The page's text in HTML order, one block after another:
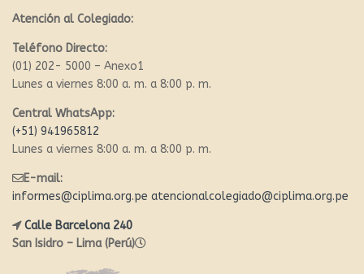
Atención al Colegiado:
Teléfono Directo:
(01) 202- 5000 – Anexo1
Lunes a viernes 8:00 a. m. a 8:00 p. m.
Central WhatsApp:
(+51) 941965812
Lunes a viernes 8:00 a. m. a 8:00 p. m.
E-mail:
informes@ciplima.org.pe atencionalcolegiado@ciplima.org.pe
Calle Barcelona 240
San Isidro – Lima (Perú)